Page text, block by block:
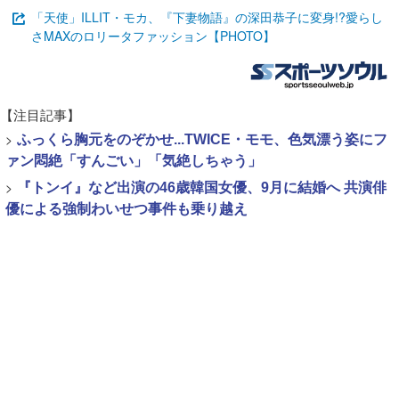
「天使」ILLIT・モカ、『下妻物語』の深田恭子に変身!?愛らし
さMAXのロリータファッション【PHOTO】
【注目記事】
> ふっくら胸元をのぞかせ...TWICE・モモ、色気漂う姿にフ
ァン悶絶「すんごい」「気絶しちゃう」
>
『トンイ』など出演の46歳韓国女優、9月に結婚へ 共演俳
優による強制わいせつ事件も乗り越え